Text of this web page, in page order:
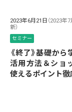
2023年6月21日 （2023年
新）
セミナー
《終了》基礎から
活用方法＆ショ
使えるポイント徹